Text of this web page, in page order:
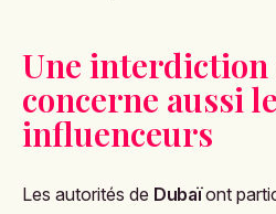
Une interdiction
concerne aussi
influenceurs
Les autorités de Dubaïont